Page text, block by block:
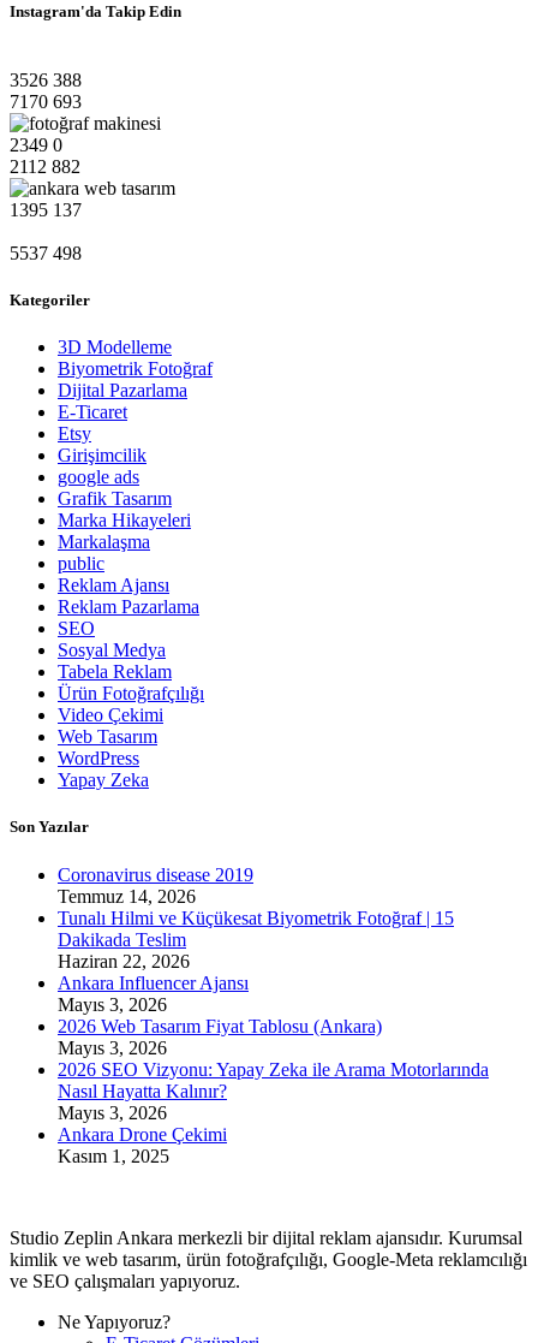
Instagram'da Takip Edin
3526 388
7170 693
2349 0
2112 882
1395 137
5537 498
Kategoriler
3D Modelleme
Biyometrik Fotoğraf
Dijital Pazarlama
E-Ticaret
Etsy
Girişimcilik
google ads
Grafik Tasarım
Marka Hikayeleri
Markalaşma
public
Reklam Ajansı
Reklam Pazarlama
SEO
Sosyal Medya
Tabela Reklam
Ürün Fotoğrafçılığı
Video Çekimi
Web Tasarım
WordPress
Yapay Zeka
Son Yazılar
Coronavirus disease 2019
Temmuz 14, 2026
Tunalı Hilmi ve Küçükesat Biyometrik Fotoğraf | 15
Dakikada Teslim
Haziran 22, 2026
Ankara Influencer Ajansı
Mayıs 3, 2026
2026 Web Tasarım Fiyat Tablosu (Ankara)
Mayıs 3, 2026
2026 SEO Vizyonu: Yapay Zeka ile Arama Motorlarında
Nasıl Hayatta Kalınır?
Mayıs 3, 2026
Ankara Drone Çekimi
Kasım 1, 2025
Studio Zeplin Ankara merkezli bir dijital reklam ajansıdır. Kurumsal
kimlik ve web tasarım, ürün fotoğrafçılığı, Google-Meta reklamcılığı
ve SEO çalışmaları yapıyoruz.
Ne Yapıyoruz?